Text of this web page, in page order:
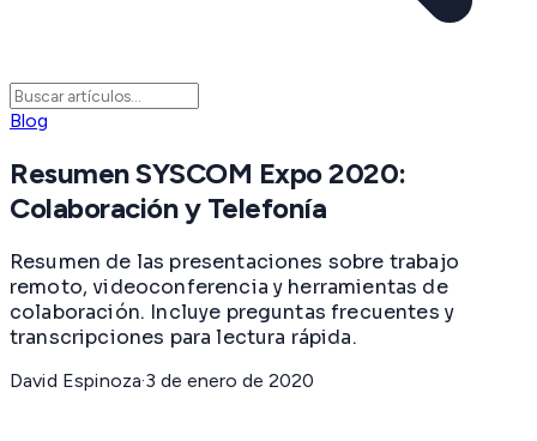
Blog
Resumen SYSCOM Expo 2020:
Colaboración y Telefonía
Resumen de las presentaciones sobre trabajo
remoto, videoconferencia y herramientas de
colaboración. Incluye preguntas frecuentes y
transcripciones para lectura rápida.
David Espinoza·3 de enero de 2020